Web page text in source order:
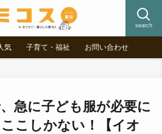
search
気 子育て・福祉 お問い合わせ
急に子ども服が必要に
こしかない！【イオ